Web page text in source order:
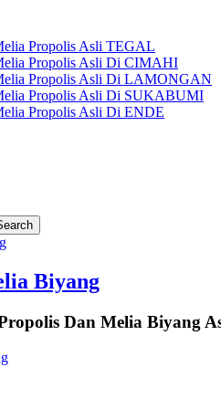
Propolis Asli TEGAL
Propolis Asli Di CIMAHI
Propolis Asli Di LAMONGAN
Propolis Asli Di SUKABUMI
Propolis Asli Di ENDE
Biyang
Dan Melia Biyang